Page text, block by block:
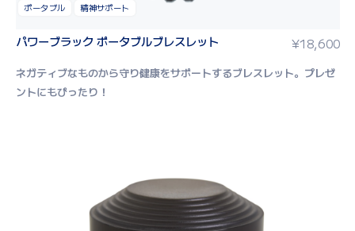
ポータブル 精神サポート
パワーブラック ポータブルブレスレット ¥18,600
ネガティブなものから守り健康をサポートするブレスレット。 プレゼ
ントにもぴったり！